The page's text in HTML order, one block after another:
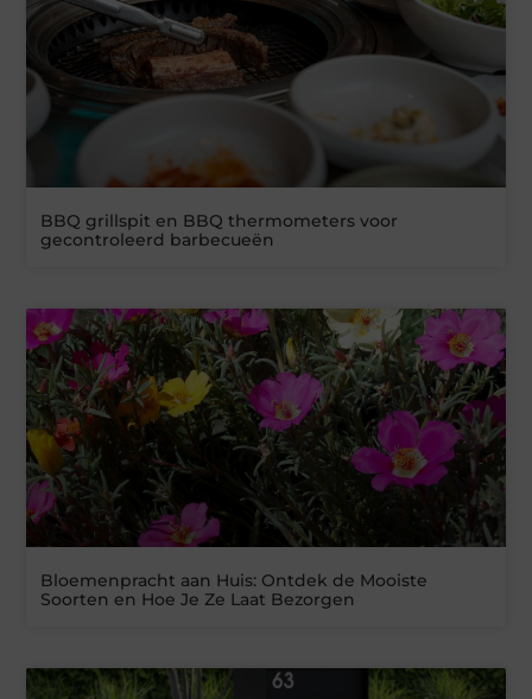
BBQ grillspit en BBQ thermometers voor
gecontroleerd barbecueën
Bloemenpracht aan Huis: Ontdek de Mooiste
Soorten en Hoe Je Ze Laat Bezorgen